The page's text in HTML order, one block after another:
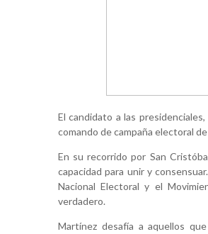
El candidato a las
comando de campaña electoral
En su recorrido por San
capacidad para unir y
Nacional Electoral y el
verdadero.
Martínez desafía a aquellos